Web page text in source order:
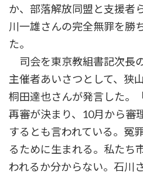
か、部落解放同盟と支援者
川一雄さんの完全無罪を勝
た。
司会を東京教組書記次長
主催者あいさつとして、狭
桐田達也さんが発言した。
再審が決まり、10月から審
するとも言われている。冤
るために生まれる。私たち
われるか分からない。石川